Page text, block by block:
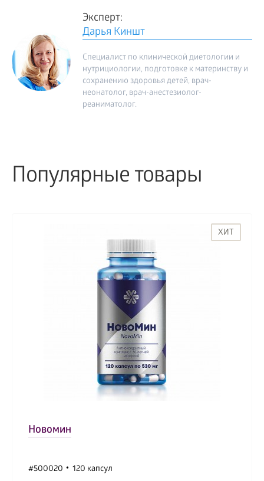
Эксперт:
Дарья Киншт
Специалист по клинической диетологии и
нутрициологии, подготовке к материнству и
сохранению здоровья детей, врач-
неонатолог, врач-анестезиолог-
реаниматолог.
Популярные товары
ХИТ
Новомин
#500020 120 капсул